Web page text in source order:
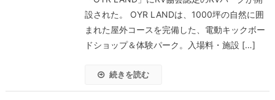
設された。 OYR LANDは、1000坪の自然に囲
まれた屋外コースを完備した、電動キックボー
ドショップ＆体験パーク。入場料・施設 […]
続きを読む